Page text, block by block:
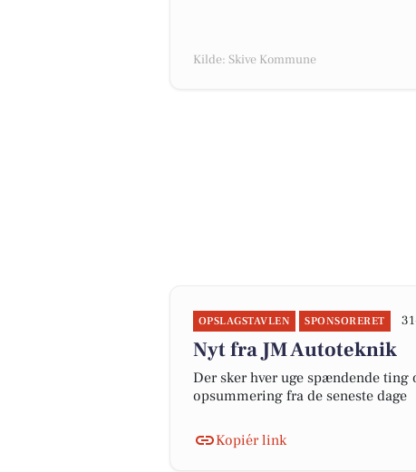
Kilde: Skive Kommune
OPSLAGSTAVLEN SPONSORERET
Nyt fra JM Autoteknik
Der sker hver uge spændende
opsummering fra de seneste dage
Kopiér link